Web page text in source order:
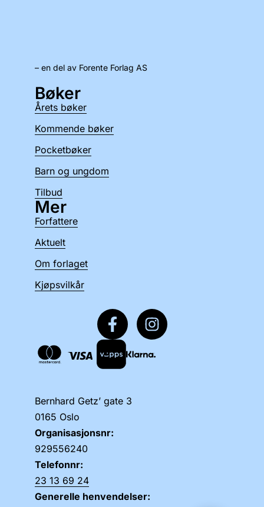
– en del av Forente Forlag AS
Bernhard Getz’ gate 3
0165 Oslo
Organisasjonsnr:
929556240
Telefonnr:
23 13 69 24
Generelle henvendelser:
Bøker
Årets bøker
Kommende bøker
Pocketbøker
Barn og ungdom
Tilbud
Mer
Forfattere
Aktuelt
Om forlaget
Kjøpsvilkår